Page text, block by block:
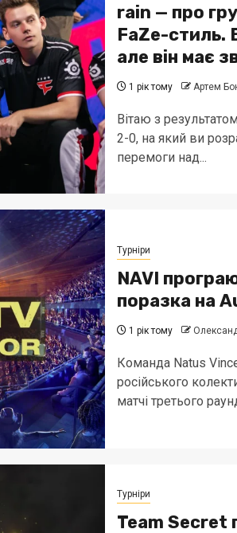
rain — про
FaZe-стиль.
але він має
1 рік тому Артем
Вітаю з
2-0, на який ви
перемоги над...
Турніри
NAVI
поразка на
1 рік тому
Команда Natus
російського
матчі третього
Турніри
Team Secret